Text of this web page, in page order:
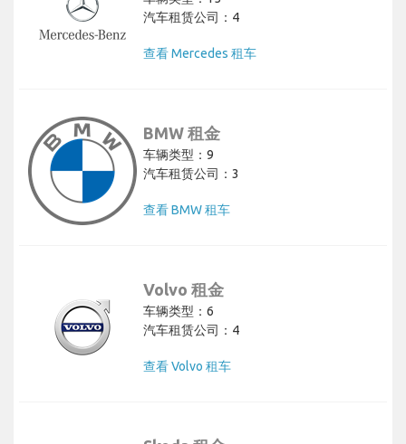
汽车租赁公司：4
查看 Mercedes 租车
BMW 租金
车辆类型：9
汽车租赁公司：3
查看 BMW 租车
Volvo 租金
车辆类型：6
汽车租赁公司：4
查看 Volvo 租车